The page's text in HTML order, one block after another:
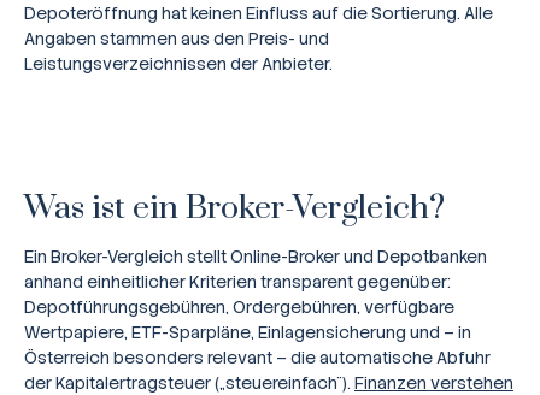
Ratgeber
Rechner
Workshops
Depoteröffnung hat keinen Einfluss auf die Sortierung. Alle
Angaben stammen aus den Preis- und
Leistungsverzeichnissen der Anbieter.
Was ist ein Broker-Vergleich?
Ein Broker-Vergleich stellt Online-Broker und Depotbanken
anhand einheitlicher Kriterien transparent gegenüber:
Depotführungsgebühren, Ordergebühren, verfügbare
Wertpapiere, ETF-Sparpläne, Einlagensicherung und – in
Österreich besonders relevant – die automatische Abfuhr
der Kapitalertragsteuer („steuereinfach“). Finanzen verstehen